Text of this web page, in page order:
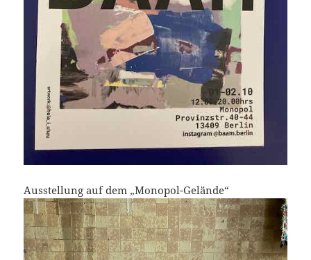
Ausstellung auf dem „Monopol-Gelände“